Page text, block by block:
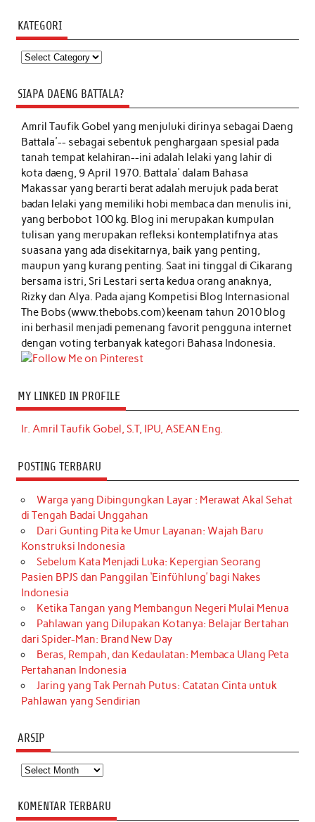
KATEGORI
Kategori
SIAPA DAENG BATTALA?
Amril Taufik Gobelyang menjuluki dirinya sebagai Daeng
Battala'-- sebagai sebentuk penghargaan spesial pada
tanah tempat kelahiran--ini adalah lelaki yang lahir di
kota daeng, 9 April 1970. Battala' dalam Bahasa
Makassar yang berarti berat adalah merujuk pada berat
badan lelaki yang memiliki hobi membaca dan menulis ini,
yang berbobot 100 kg. Blog ini merupakan kumpulan
tulisan yang merupakan refleksi kontemplatifnya atas
suasana yang ada disekitarnya, baik yang penting,
maupun yang kurang penting. Saat ini tinggal di Cikarang
bersama istri, Sri Lestari serta kedua orang anaknya,
Rizky dan Alya. Pada ajang Kompetisi Blog Internasional
The Bobs (www.thebobs.com) keenam tahun 2010 blog
ini berhasil menjadi pemenang favorit pengguna internet
dengan voting terbanyak kategori Bahasa Indonesia.
MY LINKED IN PROFILE
Ir. Amril Taufik Gobel, S.T, IPU, ASEAN Eng.
POSTING TERBARU
Warga yang Dibingungkan Layar : Merawat Akal Sehat
di Tengah Badai Unggahan
Dari Gunting Pita ke Umur Layanan: Wajah Baru
Konstruksi Indonesia
Sebelum Kata Menjadi Luka: Kepergian Seorang
Pasien BPJS dan Panggilan ‘Einfühlung’ bagi Nakes
Indonesia
Ketika Tangan yang Membangun Negeri Mulai Menua
Pahlawan yang Dilupakan Kotanya: Belajar Bertahan
dari Spider-Man: Brand New Day
Beras, Rempah, dan Kedaulatan: Membaca Ulang Peta
Pertahanan Indonesia
Jaring yang Tak Pernah Putus: Catatan Cinta untuk
Pahlawan yang Sendirian
ARSIP
Arsip
KOMENTAR TERBARU